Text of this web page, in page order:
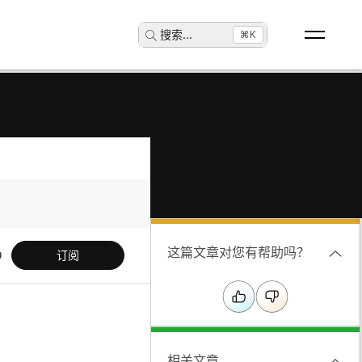
搜索... ⌘K
订阅 这篇文章对您有帮助吗？